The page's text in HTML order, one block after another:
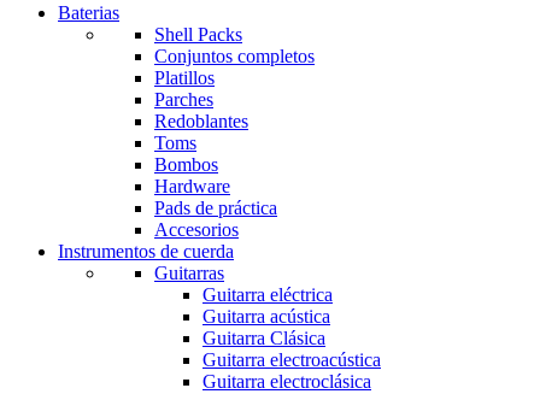
Baterias
Shell Packs
Conjuntos completos
Platillos
Parches
Redoblantes
Toms
Bombos
Hardware
Pads de práctica
Accesorios
Instrumentos de cuerda
Guitarras
Guitarra eléctrica
Guitarra acústica
Guitarra Clásica
Guitarra electroacústica
Guitarra electroclásica